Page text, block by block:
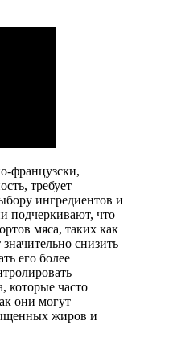
французски,
требует
ингредиентов и
подчеркивают, что
мяса, таких как
снизить
его более
которые часто
они могут
жиров и